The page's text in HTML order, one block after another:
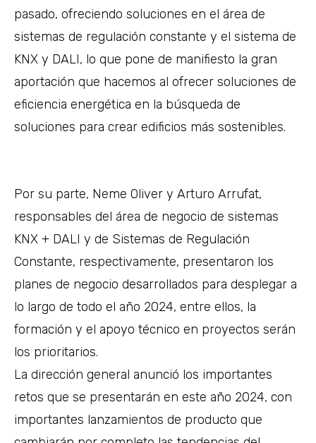
pasado, ofreciendo soluciones en el área de
sistemas de regulación constante y el sistema de
KNX y DALI, lo que pone de manifiesto la gran
aportación que hacemos al ofrecer soluciones de
eficiencia energética en la búsqueda de
soluciones para crear edificios más sostenibles.
Por su parte, Neme Oliver y Arturo Arrufat,
responsables del área de negocio de sistemas
KNX + DALI y de Sistemas de Regulación
Constante, respectivamente, presentaron los
planes de negocio desarrollados para desplegar a
lo largo de todo el año 2024, entre ellos, la
formación y el apoyo técnico en proyectos serán
los prioritarios.
La dirección general anunció los importantes
retos que se presentarán en este año 2024, con
importantes lanzamientos de producto que